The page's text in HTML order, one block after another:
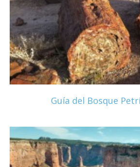
Guía del Bosque